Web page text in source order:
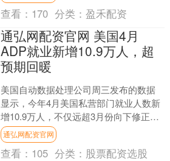
查看： 170 分类：盈禾配资
通弘网配资官网 美国4月
ADP就业新增10.9万人，超
预期回暖
美国自动数据处理公司周三发布的数据
显示，今年4月美国私营部门就业人数新
增10.9万人，不仅远超3月份向下修正后
的6.1万人，也高于市场预期的8.4万人，
创下一年....
通弘网配资官网
查看： 105 分类： 股票配资选股